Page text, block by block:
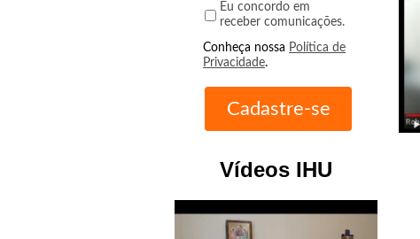
Eu concordo em
receber comunicações.
Conheça nossa Política de
Privacidade.
Vídeos IHU